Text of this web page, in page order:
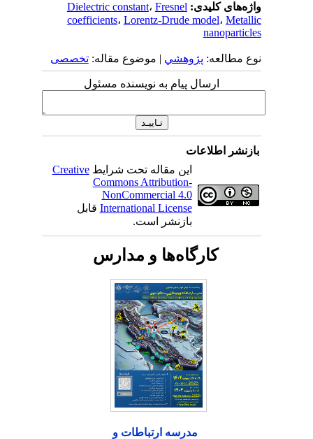
واژه‌های کلیدی: Dielectric constant،Fresnel
coefficients،Lorentz-Drude model،Metallic
nanoparticles
نوع مطالعه:پژوهشي| موضوع مقاله:تخصصی
ارسال پیام به نویسنده مسئول
بازنشر اطلاعات
این مقاله تحت شرایطCreative
Commons Attribution-
NonCommercial 4.0
International Licenseقابل
بازنشر است.
کارگاه‌ها و مدارس
مدرسه ارتباطات و